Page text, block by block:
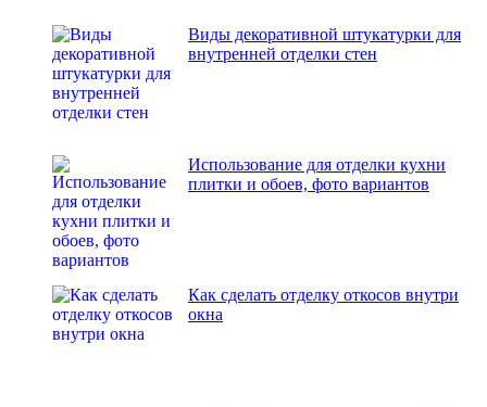
Виды декоративной штукатурки для
внутренней отделки стен
Использование для отделки кухни
плитки и обоев, фото вариантов
Как сделать отделку откосов внутри
окна